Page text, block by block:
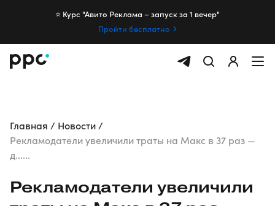
⭐️ Курс "Авито Реклама – запуск за 1 вечер"
Пройти бесплатно
Главная
Новости
Рекламодатели увеличили траты на Макс в 37 раз —
д......
Рекламодатели увеличили